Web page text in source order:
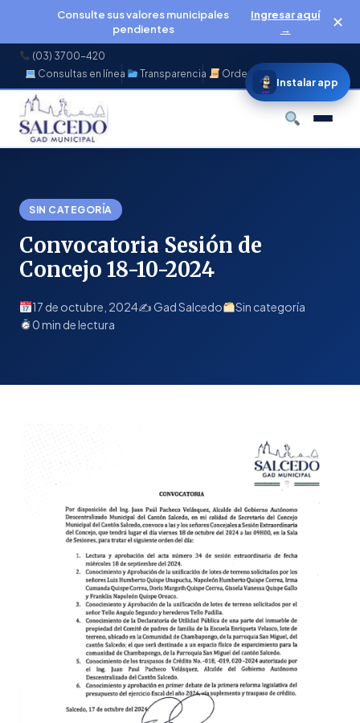
Consulte sus valores municipales
pendientes
Ingresar aquí
→
✕
(03) 3700-420
Consultas en línea
Transparencia Ordenanzas
SIN CATEGORÍA
Convocatoria Sesión de
Concejo 18-10-2024
17 de octubre, 2024✍️ Gad Salcedo
Sin categoría
0 min de lectura
Instalar app